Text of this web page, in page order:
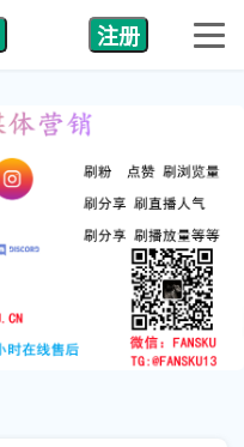
注册